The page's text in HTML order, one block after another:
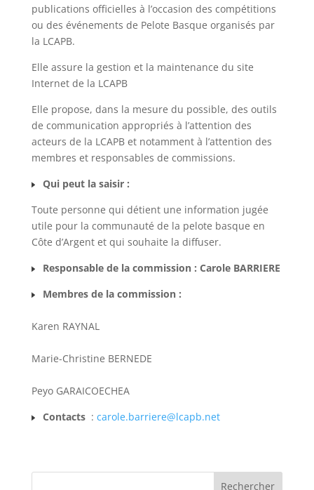
publications officielles à l’occasion des compétitions
ou des événements de Pelote Basque organisés par
la LCAPB.
Elle assure la gestion et la maintenance du site
Internet de la LCAPB
Elle propose, dans la mesure du possible, des outils
de communication appropriés à l’attention des
acteurs de la LCAPB et notamment à l’attention des
membres et responsables de commissions.
Qui peut la saisir :
Toute personne qui détient une information jugée
utile pour la communauté de la pelote basque en
Côte d’Argent et qui souhaite la diffuser.
Responsable de la commission : Carole BARRIERE
Membres de la commission :
Karen RAYNAL
Marie-Christine BERNEDE
Peyo GARAICOECHEA
Contacts : carole.barriere@lcapb.net